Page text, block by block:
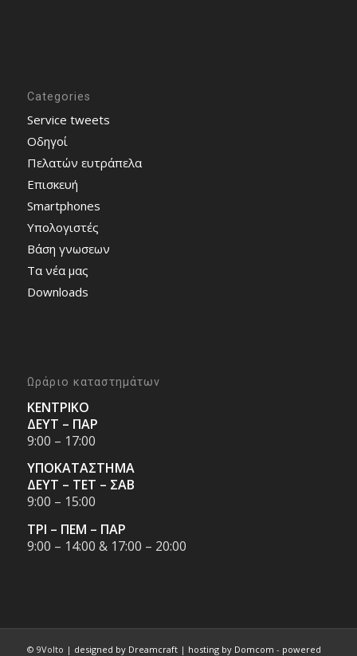
Categories
Service tweets
Οδηγοί
Πελατών ευτράπελα
Επισκευή
Smartphones
Υπολογιστές
Bάση γνωσεων
Τα νέα μας
Downloads
Ωράριο καταστημάτων
ΚΕΝΤΡΙΚΟ
ΔΕΥΤ – ΠΑΡ
9:00 – 17:00
ΥΠΟΚΑΤΑΣΤΗΜΑ
ΔΕΥΤ – ΤΕΤ – ΣΑΒ
9:00 – 15:00
ΤΡΙ – ΠΕΜ – ΠΑΡ
9:00 – 14:00 & 17:00 – 20:00
© 9Volto | designed by Dreamcraft| hosting by Domcom - powered